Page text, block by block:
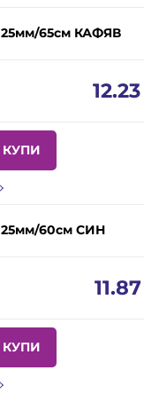
25мм/65см КАФЯВ
12.23
КУПИ
25мм/60см СИН
11.87
КУПИ